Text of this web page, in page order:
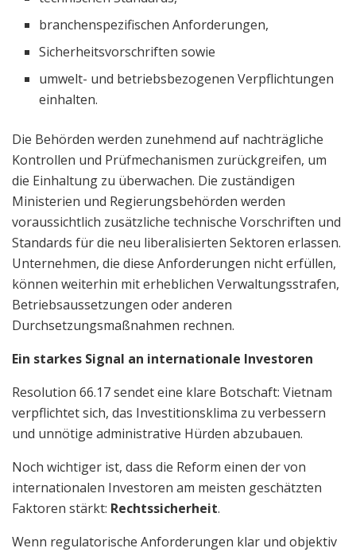
branchenspezifischen Anforderungen,
Sicherheitsvorschriften sowie
umwelt- und betriebsbezogenen Verpflichtungen
einhalten.
Die Behörden werden zunehmend auf nachträgliche
Kontrollen und Prüfmechanismen zurückgreifen, um
die Einhaltung zu überwachen. Die zuständigen
Ministerien und Regierungsbehörden werden
voraussichtlich zusätzliche technische Vorschriften und
Standards für die neu liberalisierten Sektoren erlassen.
Unternehmen, die diese Anforderungen nicht erfüllen,
können weiterhin mit erheblichen Verwaltungsstrafen,
Betriebsaussetzungen oder anderen
Durchsetzungsmaßnahmen rechnen.
Ein starkes Signal an internationale Investoren
Resolution 66.17 sendet eine klare Botschaft: Vietnam
verpflichtet sich, das Investitionsklima zu verbessern
und unnötige administrative Hürden abzubauen.
Noch wichtiger ist, dass die Reform einen der von
internationalen Investoren am meisten geschätzten
Faktoren stärkt: Rechtssicherheit.
Wenn regulatorische Anforderungen klar und objektiv